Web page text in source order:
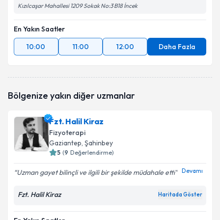
Kızılcaşar Mahallesi 1209 Sokak No:3 B18 İncek
En Yakın Saatler
10:00
11:00 12:00 Daha Fazla
Bölgenize yakın diğer uzmanlar
Fzt. Halil Kiraz
Fizyoterapi
Gaziantep, Şahinbey
5 (9 Değerlendirme)
Uzman gayet bilinçli ve ilgili bir şekilde müdahale etti Devamı
Fzt. Halil Kiraz Haritada Göster